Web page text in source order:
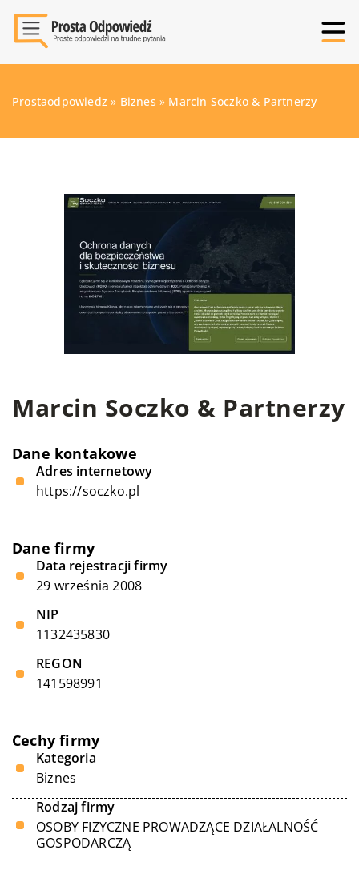
Prostaodpowiedz » Biznes » Marcin Soczko & Partnerzy
Marcin Soczko & Partnerzy
Dane kontakowe
Adres internetowy
https://soczko.pl
Dane firmy
Data rejestracji firmy
29 września 2008
NIP
1132435830
REGON
141598991
Cechy firmy
Kategoria
Biznes
Rodzaj firmy
OSOBY FIZYCZNE PROWADZĄCE DZIAŁALNOŚĆ
GOSPODARCZĄ